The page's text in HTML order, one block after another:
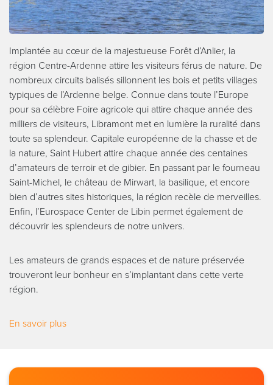
Implantée au cœur de la majestueuse Forêt d’Anlier, la
région Centre-Ardenne attire les visiteurs férus de nature. De
nombreux circuits balisés sillonnent les bois et petits villages
typiques de l’Ardenne belge. Connue dans toute l’Europe
pour sa célèbre Foire agricole qui attire chaque année des
milliers de visiteurs, Libramont met en lumière la ruralité dans
toute sa splendeur. Capitale européenne de la chasse et de
la nature, Saint Hubert attire chaque année des centaines
d’amateurs de terroir et de gibier. En passant par le fourneau
Saint-Michel, le château de Mirwart, la basilique, et encore
bien d’autres sites historiques, la région recèle de merveilles.
Enfin, l’Eurospace Center de Libin permet également de
découvrir les splendeurs de notre univers.
Les amateurs de grands espaces et de nature préservée
trouveront leur bonheur en s’implantant dans cette verte
région.
En savoir plus